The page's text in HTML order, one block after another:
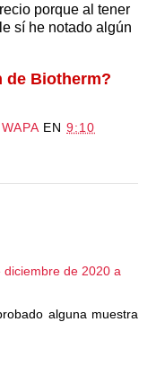
porque al tener
sí he notado algún
de Biotherm?
EN 9:10
diciembre de 2020 a
alguna muestra